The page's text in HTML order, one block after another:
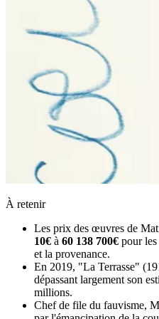
À retenir
Les prix des œuvres de
10€ à 60 138 700€ pour
et la provenance.
En 2019, "La Terrasse"
dépassant largement son
millions.
Chef de file du fauvisme,